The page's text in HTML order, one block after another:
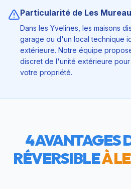
Particularité de Les
Dans les Yvelines, les maisons
garage ou d'un local technique
extérieure. Notre équipe
discret de l'unité extérieure
votre propriété.
4 AVANTAGES
RÉVERSIBLEÀ